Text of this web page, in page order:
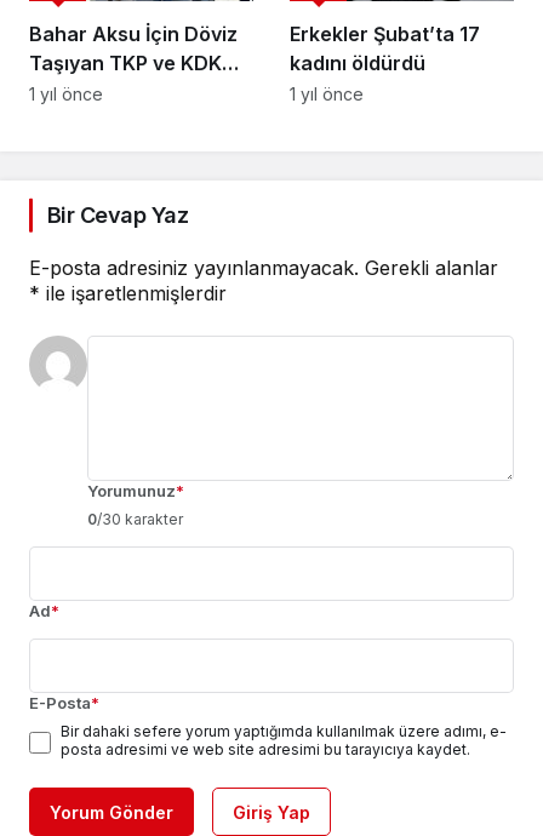
Bahar Aksu İçin Döviz
Taşıyan TKP ve KDK
Üyeleri Serbest
1 yıl önce
Erkekler Şubat’ta 17
kadını öldürdü
1 yıl önce
Bir Cevap Yaz
E-posta adresiniz yayınlanmayacak. Gerekli alanlar
* ile işaretlenmişlerdir
Yorumunuz*
0/30 karakter
Ad*
E-Posta*
Bir dahaki sefere yorum yaptığımda kullanılmak üzere adımı, e-
posta adresimi ve web site adresimi bu tarayıcıya kaydet.
Yorum Gönder Giriş Yap